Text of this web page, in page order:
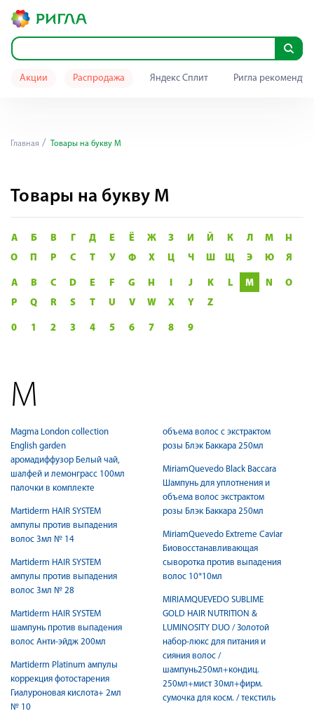
Акции Распродажа Яндекс Сплит Ригла
Главная Товары на букву M
Товары на букву M
А Б В Г Д Е Ё Ж З И Й К Л М
Н
О
П Р С Т У Ф Х Ц Ч Ш Щ Э Ю Я
A B C D E F G H I J K L M N
O
P
Q R S T U V W X Y Z
0 1 2 3 4 5 6 7 8 9
M
Magma London collection
English garden
аромадиффузор Белый чай,
шалфей и лемонграсс 100мл
палочки в комплекте
Martiderm HAIR SYSTEM
ампулы против выпадения
волос 3мл № 14
Martiderm HAIR SYSTEM
ампулы против выпадения
волос 3мл № 28
Martiderm HAIR SYSTEM
шампунь против выпадения
волос Анти-эйдж 200мл
Martiderm Platinum ампулы
коррекция фотостарения
Гиалуроновая кислота+ 2мл
№ 10
объема волос с экстрактом
розы Блэк Баккара 250мл
MiriamQuevedo Black Baccara
Шампунь для уплотнения и
объема волос экстрактом
розы Блэк Баккара 250мл
MiriamQuevedo Extreme Caviar
Биовосстанавливающая
сыворотка против выпадения
волос 10*10мл
MIRIAMQUEVEDO SUBLIME
GOLD HAIR NUTRITION &
LUMINOSITY DUO / Золотой
набор-люкс для питания и
сияния волос /
шампунь250мл+кондиц.
250мл+мист 30мл+фирм.
сумочка для косм. / текстиль